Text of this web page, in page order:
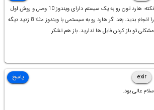
نکته: هارد تون رو به یک سیستم دارای ویندوز 10 وصل و روش اول
را انجام بدید. بعد اگر هارد رو به سیستمی با ویندوز مثلا 8 زدید دیگه
مشکلی تو باز کردن فایل ها ندارید. باز هم تشکر
exir
سلام عالی بود.
پاسخ